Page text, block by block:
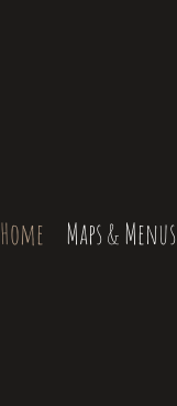
Home Maps & Menus